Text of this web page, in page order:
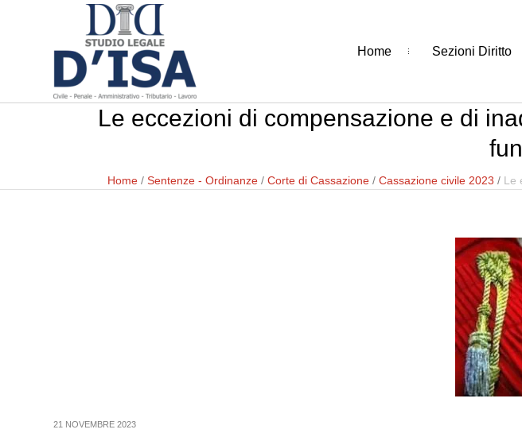
Home Sezioni Diritto
Le eccezioni di compensazione e di
Home / Sentenze - Ordinanze / Corte di Cassazione / Cassazione civile 2023 / Le
21 NOVEMBRE 2023